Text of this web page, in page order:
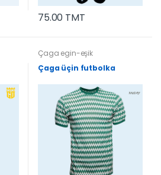
75.00 TMT
Çaga egin-eşik
Çaga üçin futbolka